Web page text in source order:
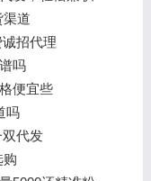
道
招代理
吗
便宜些
吗
代发
购